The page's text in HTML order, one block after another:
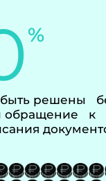
%
быть решены
обращение к